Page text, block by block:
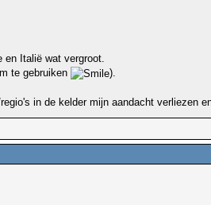
en Italië wat vergroot.
te gebruiken
).
in de kelder mijn aandacht verliezen